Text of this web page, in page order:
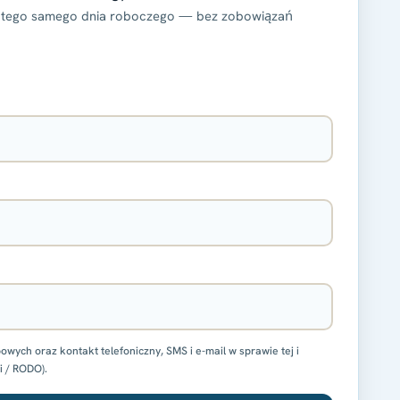
samego dnia roboczego — bez zobowiązań
oraz kontakt telefoniczny, SMS i e-mail w sprawie tej i
RODO).